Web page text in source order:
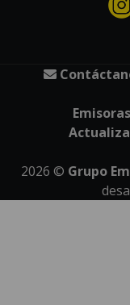
2026 © Grupo